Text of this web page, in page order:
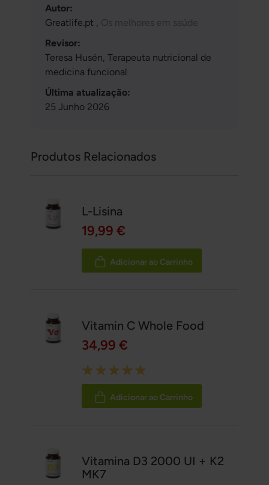
Autor:
Greatlife.pt , Os melhores em saúde
Revisor:
Teresa Husén, Terapeuta nutricional de
medicina funcional
Última atualização:
25 Junho 2026
Produtos Relacionados
L-Lisina
19,99 €
Adicionar ao Carrinho
Vitamin C Whole Food
34,99 €
Rating:
100%
Adicionar ao Carrinho
Vitamina D3 2000 UI + K2
MK7